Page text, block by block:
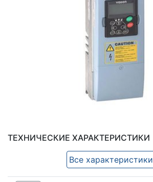
ТЕХНИЧЕСКИЕ ХАРАКТЕРИСТИКИ
Все характеристики